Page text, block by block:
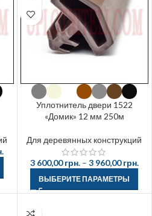
Уплотнитель двери 1522
«Домик» 12 мм 250м
Для деревянных конструкций
3 600,00грн. – 3 960,00грн.
ВЫБЕРИТЕ ПАРАМЕТРЫ